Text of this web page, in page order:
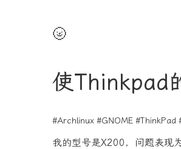
🌝
使Thinkpad
#Archlinux #GNOME #ThinkPad
我的型号是X200，问题表现